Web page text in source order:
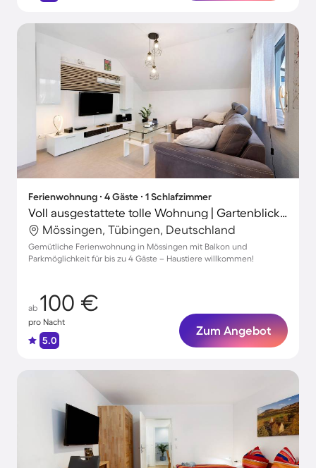
Ferienwohnung ∙ 4 Gäste ∙ 1 Schlafzimmer
Voll ausgestattete tolle Wohnung | Gartenblick | Hunde erlaubt
Mössingen, Tübingen, Deutschland
Gemütliche Ferienwohnung in Mössingen mit Balkon und
Parkmöglichkeit für bis zu 4 Gäste – Haustiere willkommen!
ab 100 €
pro Nacht
5.0
Zum Angebot